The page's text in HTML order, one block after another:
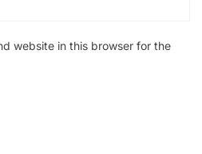
website in this browser for the